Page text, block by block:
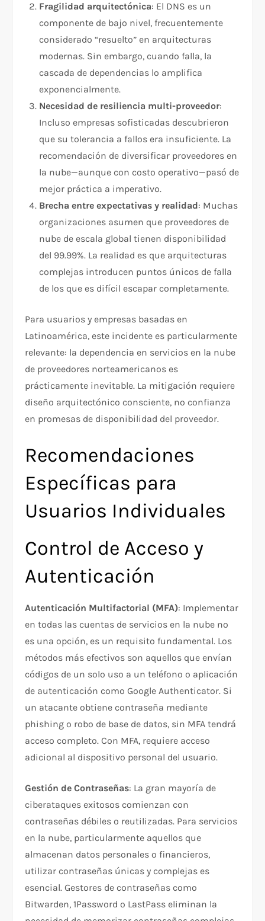
Fragilidad arquitectónica: El DNS es un
componente de bajo nivel, frecuentemente
considerado “resuelto” en arquitecturas
modernas. Sin embargo, cuando falla, la
cascada de dependencias lo amplifica
exponencialmente.​
Necesidad de resiliencia multi-proveedor:
Incluso empresas sofisticadas descubrieron
que su tolerancia a fallos era insuficiente. La
recomendación de diversificar proveedores en
la nube—aunque con costo operativo—pasó de
mejor práctica a imperativo.​
Brecha entre expectativas y realidad: Muchas
organizaciones asumen que proveedores de
nube de escala global tienen disponibilidad
del 99.99%. La realidad es que arquitecturas
complejas introducen puntos únicos de falla
de los que es difícil escapar completamente.​
Para usuarios y empresas basadas en
Latinoamérica, este incidente es particularmente
relevante: la dependencia en servicios en la nube
de proveedores norteamericanos es
prácticamente inevitable. La mitigación requiere
diseño arquitectónico consciente, no confianza
en promesas de disponibilidad del proveedor.
Recomendaciones
Específicas para
Usuarios Individuales
Control de Acceso y
Autenticación
Autenticación Multifactorial (MFA): Implementar
en todas las cuentas de servicios en la nube no
es una opción, es un requisito fundamental. Los
métodos más efectivos son aquellos que envían
códigos de un solo uso a un teléfono o aplicación
de autenticación como Google Authenticator. Si
un atacante obtiene contraseña mediante
phishing o robo de base de datos, sin MFA tendrá
acceso completo. Con MFA, requiere acceso
adicional al dispositivo personal del usuario.​
Gestión de Contraseñas: La gran mayoría de
ciberataques exitosos comienzan con
contraseñas débiles o reutilizadas. Para servicios
en la nube, particularmente aquellos que
almacenan datos personales o financieros,
utilizar contraseñas únicas y complejas es
esencial. Gestores de contraseñas como
Bitwarden, 1Password o LastPass eliminan la